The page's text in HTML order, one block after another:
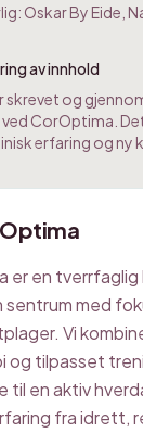
Oskar By Eide,
av innhold
skrevet og
CorOptima.
erfaring og ny
er en tverrfaglig
sentrum med
Vi
og tilpasset
til en aktiv
fra idrett,